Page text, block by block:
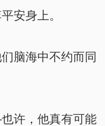
安身上。
脑海中不约而同
，他真有可能